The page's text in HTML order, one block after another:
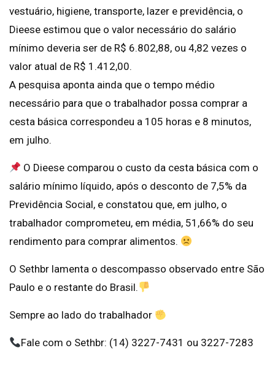
vestuário, higiene, transporte, lazer e previdência, o
Dieese estimou que o valor necessário do salário
mínimo deveria ser de R$ 6.802,88, ou 4,82 vezes o
valor atual de R$ 1.412,00.
A pesquisa aponta ainda que o tempo médio
necessário para que o trabalhador possa comprar a
cesta básica correspondeu a 105 horas e 8 minutos,
em julho.
O Dieese comparou o custo da cesta básica com o
salário mínimo líquido, após o desconto de 7,5% da
Previdência Social, e constatou que, em julho, o
trabalhador comprometeu, em média, 51,66% do seu
rendimento para comprar alimentos.
O Sethbr lamenta o descompasso observado entre São
Paulo e o restante do Brasil.
Sempre ao lado do trabalhador
Fale com o Sethbr: (14) 3227-7431 ou 3227-7283